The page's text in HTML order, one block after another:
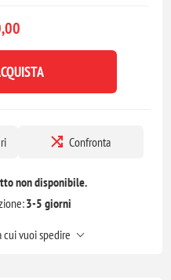
Confronta
non disponibile.
3-5 giorni
vuoi spedire